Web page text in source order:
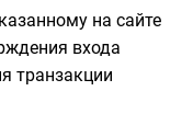
на сайте
входа
транзакции